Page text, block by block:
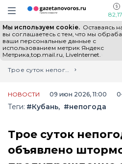
Информационный портал
Навигация сайта
82,17
Мы используем cookie. Оставаясь
вы соглашаетесь с тем, что мы
ваши персональные данные с
использованием метрик Яндекс
Метрика,top.mail.ru, LiveInternet.
Все новости Новости
Главная
Лента новостей
Трое суток непогоды: на Кубани объявлено штормовое предупреждение с 9 по 12 июня
НОВОСТИ 09 июн 2026, 11:00
Теги: #Кубань #непогода
Трое суток
объявлено